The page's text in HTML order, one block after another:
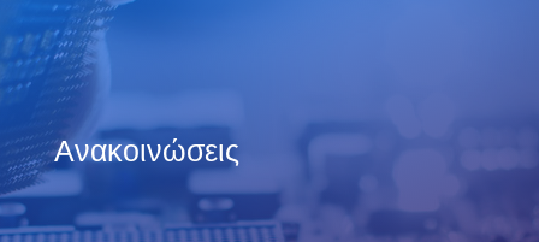
Ανακοινώσεις